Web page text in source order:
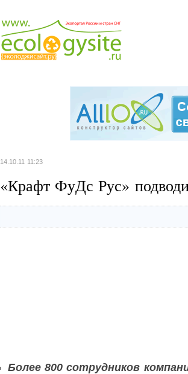
14.10.11 11:23
«Крафт ФуДс Рус»
Более 800 сотрудников